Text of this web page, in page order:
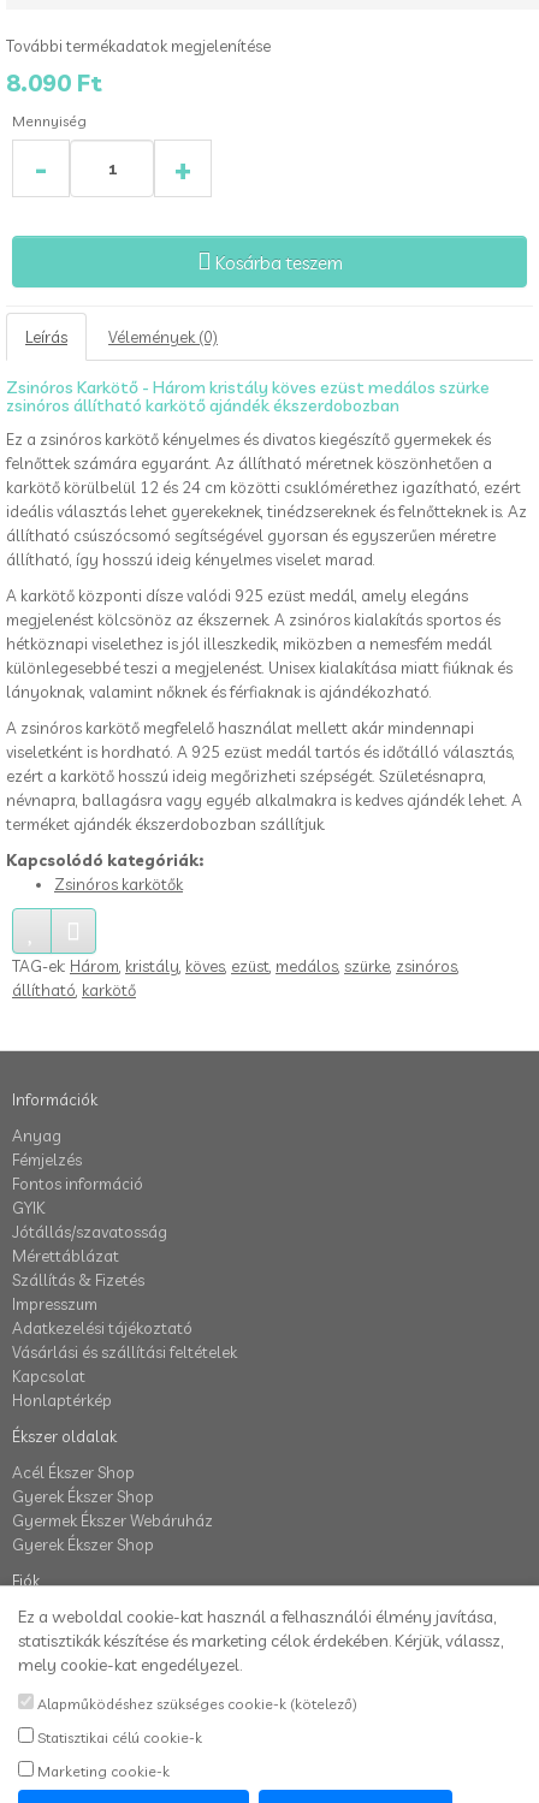
További termékadatok megjelenítése
8.090 Ft
Mennyiség
- +
Kosárba teszem
Leírás Vélemények (0)
Zsinóros Karkötő - Három kristály köves ezüst medálos szürke
zsinóros állítható karkötő ajándék ékszerdobozban
Ez a zsinóros karkötő kényelmes és divatos kiegészítő gyermekek és
felnőttek számára egyaránt. Az állítható méretnek köszönhetően a
karkötő körülbelül 12 és 24 cm közötti csuklómérethez igazítható, ezért
ideális választás lehet gyerekeknek, tinédzsereknek és felnőtteknek is. Az
állítható csúszócsomó segítségével gyorsan és egyszerűen méretre
állítható, így hosszú ideig kényelmes viselet marad.
A karkötő központi dísze valódi 925 ezüst medál, amely elegáns
megjelenést kölcsönöz az ékszernek. A zsinóros kialakítás sportos és
hétköznapi viselethez is jól illeszkedik, miközben a nemesfém medál
különlegesebbé teszi a megjelenést. Unisex kialakítása miatt fiúknak és
lányoknak, valamint nőknek és férfiaknak is ajándékozható.
A zsinóros karkötő megfelelő használat mellett akár mindennapi
viseletként is hordható. A 925 ezüst medál tartós és időtálló választás,
ezért a karkötő hosszú ideig megőrizheti szépségét. Születésnapra,
névnapra, ballagásra vagy egyéb alkalmakra is kedves ajándék lehet. A
terméket ajándék ékszerdobozban szállítjuk.
Kapcsolódó kategóriák:
Zsinóros karkötők
TAG-ek: Három kristály köves ezüst medálos szürke zsinóros
állítható karkötő
Információk
Anyag
Fémjelzés
Fontos információ
GYIK
Jótállás/szavatosság
Mérettáblázat
Szállítás & Fizetés
Impresszum
Adatkezelési tájékoztató
Vásárlási és szállítási feltételek
Kapcsolat
Honlaptérkép
Ékszer oldalak
Acél Ékszer Shop
Gyerek Ékszer Shop
Gyermek Ékszer Webáruház
Gyerek Ékszer Shop
Fiók
Fiók
Elállás a szerződéstől
Rendelés követés
Hírlevél
Ezüst ékszer webáruház
Ez a weboldal cookie-kat használ a felhasználói élmény javítása,
statisztikák készítése és marketing célok érdekében. Kérjük, válassz,
mely cookie-kat engedélyezel.
Alapműködéshez szükséges cookie-k (kötelező)
Statisztikai célú cookie-k
Marketing cookie-k